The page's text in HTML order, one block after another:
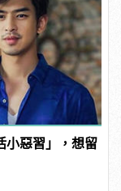
小惡習」，想留